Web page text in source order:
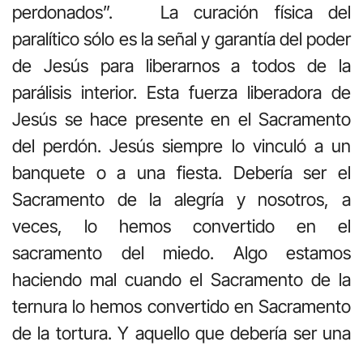
perdonados”. La curación física del
paralítico sólo es la señal y garantía del poder
de Jesús para liberarnos a todos de la
parálisis interior. Esta fuerza liberadora de
Jesús se hace presente en el Sacramento
del perdón. Jesús siempre lo vinculó a un
banquete o a una fiesta. Debería ser el
Sacramento de la alegría y nosotros, a
veces, lo hemos convertido en el
sacramento del miedo. Algo estamos
haciendo mal cuando el Sacramento de la
ternura lo hemos convertido en Sacramento
de la tortura. Y aquello que debería ser una